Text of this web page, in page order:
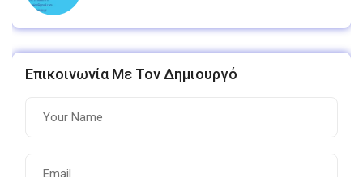
Επικοινωνία Με Τον Δημιουργό